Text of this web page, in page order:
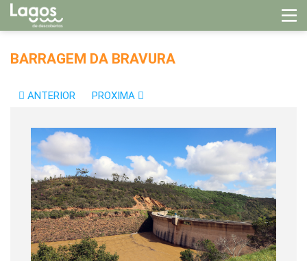
BARRAGEM DA BRAVURA
ANTERIOR PROXIMA